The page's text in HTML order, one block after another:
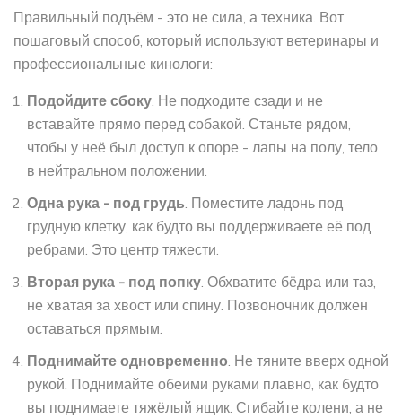
Правильный подъём - это не сила, а техника. Вот
пошаговый способ, который используют ветеринары и
профессиональные кинологи:
Подойдите сбоку. Не подходите сзади и не
вставайте прямо перед собакой. Станьте рядом,
чтобы у неё был доступ к опоре - лапы на полу, тело
в нейтральном положении.
Одна рука - под грудь. Поместите ладонь под
грудную клетку, как будто вы поддерживаете её под
ребрами. Это центр тяжести.
Вторая рука - под попку. Обхватите бёдра или таз,
не хватая за хвост или спину. Позвоночник должен
оставаться прямым.
Поднимайте одновременно. Не тяните вверх одной
рукой. Поднимайте обеими руками плавно, как будто
вы поднимаете тяжёлый ящик. Сгибайте колени, а не